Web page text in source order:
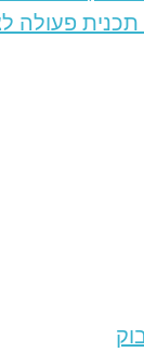
פעולה